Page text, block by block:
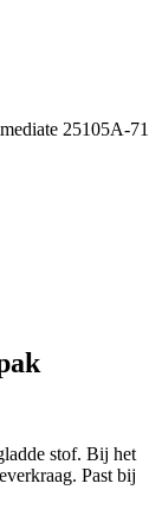
25105A-71
stof. Bij het
Past bij